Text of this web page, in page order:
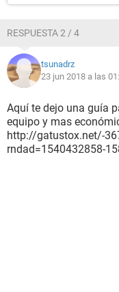
RESPUESTA 2 / 4
tsunadrz
23 jun 2018 a las
Aquí te dejo una guía
equipo y mas
http://gatustox.net/-
rndad=1540432858-